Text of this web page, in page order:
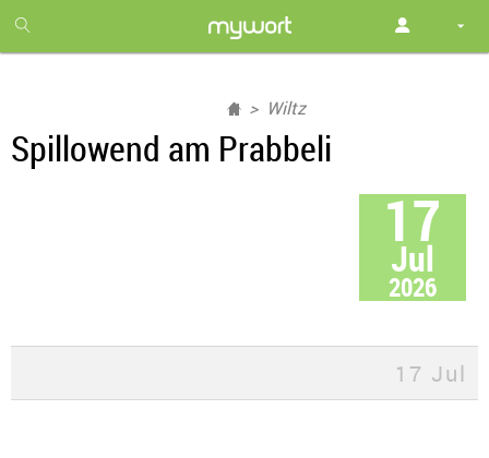
month
free
Wiltz
Spillowend am Prabbeli
17
Jul
2026
17 Jul